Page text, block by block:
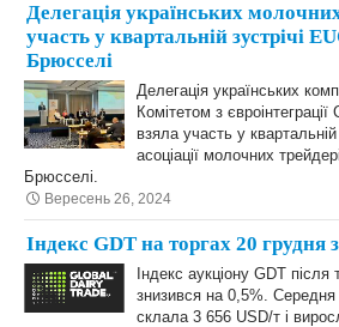
Делегація українських
участь у квартальній зустрічі
Брюсселі
Делегація українських
Комітетом з
взяла участь у
асоціації молочних
Брюсселі.
Вересень 26, 2024
Індекс GDT на торгах 20 грудня
Індекс аукціону GDT після
знизився на 0,5%. Середня
склала 3 656 USD/т і